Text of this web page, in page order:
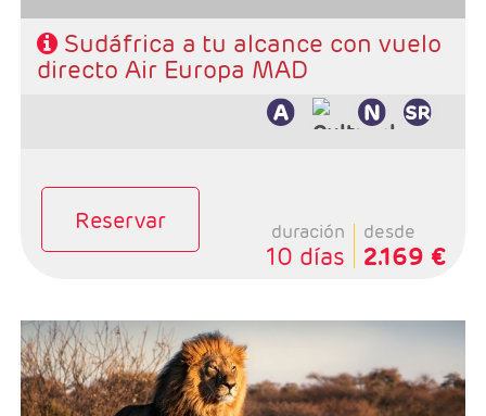
Sudáfrica a tu alcance con vuelo
directo Air Europa MAD
Reservar duración
10 días
desde
2.169 €
Salidas: Domingos
Ruta: 1 noche Johanesburgo + 2 noches Kruger(reserva
privada) + 3 noches Ciudad del Cabo
Régimen: alojamiento y desayuno + 2 almuerzos + 2